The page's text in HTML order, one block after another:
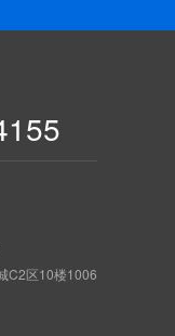
C2区10楼1006